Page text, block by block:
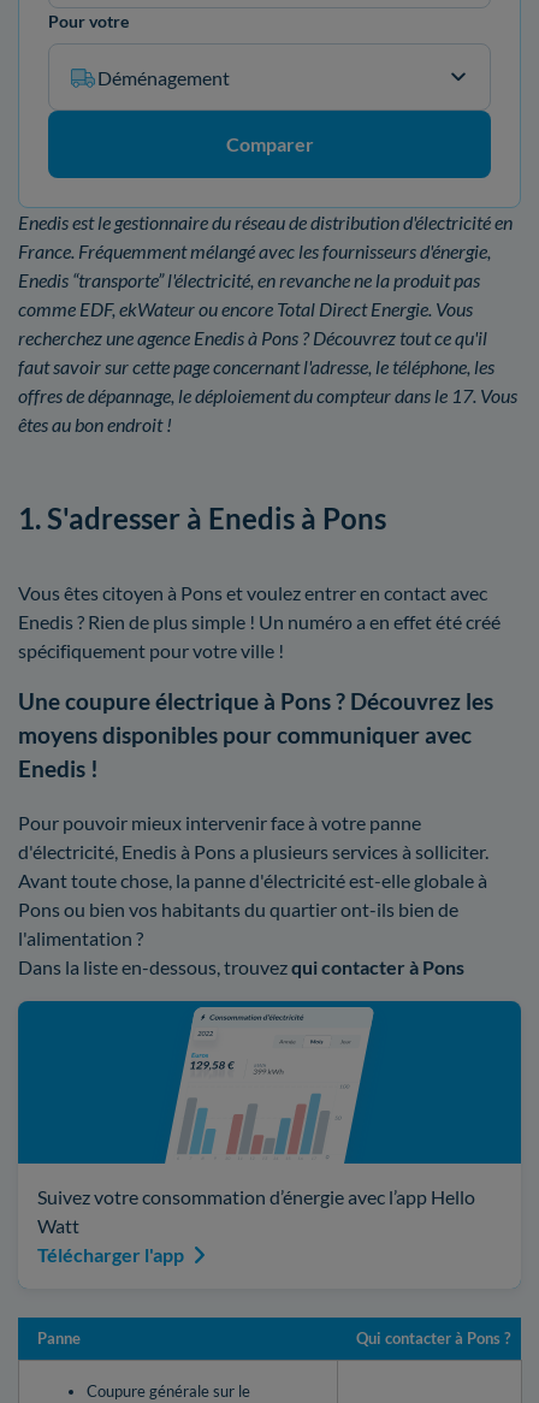
Pour votre
Déménagement
Comparer
Enedis est le gestionnaire du réseau de distribution d'électricité en
France. Fréquemment mélangé avec les fournisseurs d'énergie,
Enedis “transporte” l'électricité, en revanche ne la produit pas
comme EDF, ekWateur ou encore Total Direct Energie. Vous
recherchez une agence Enedis à Pons ? Découvrez tout ce qu'il
faut savoir sur cette page concernant l'adresse, le téléphone, les
offres de dépannage, le déploiement du compteur dans le 17. Vous
êtes au bon endroit !
1. S'adresser à Enedis à Pons
Vous êtes citoyen à Pons et voulez entrer en contact avec
Enedis ? Rien de plus simple ! Un numéro a en effet été créé
spécifiquement pour votre ville !
Une coupure électrique à Pons ? Découvrez les
moyens disponibles pour communiquer avec
Enedis !
Pour pouvoir mieux intervenir face à votre panne
d'électricité, Enedis à Pons a plusieurs services à solliciter.
Avant toute chose, la panne d'électricité est-elle globale à
Pons ou bien vos habitants du quartier ont-ils bien de
l'alimentation ?
Dans la liste en-dessous, trouvezqui contacter à Pons
Suivez votre consommation d’énergie avec l’app Hello
Watt
Télécharger l'app
Panne Qui contacter à Pons ?
Coupure générale sur le